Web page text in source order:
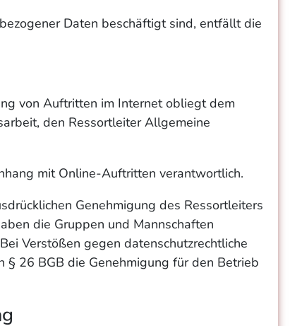
Daten beschäftigt sind, entfällt die
von Auftritten im Internet obliegt dem
den Ressortleiter Allgemeine
mit Online-Auftritten verantwortlich.
Genehmigung des Ressortleiters
die Gruppen und Mannschaften
Verstößen gegen datenschutzrechtliche
26 BGB die Genehmigung für den Betrieb